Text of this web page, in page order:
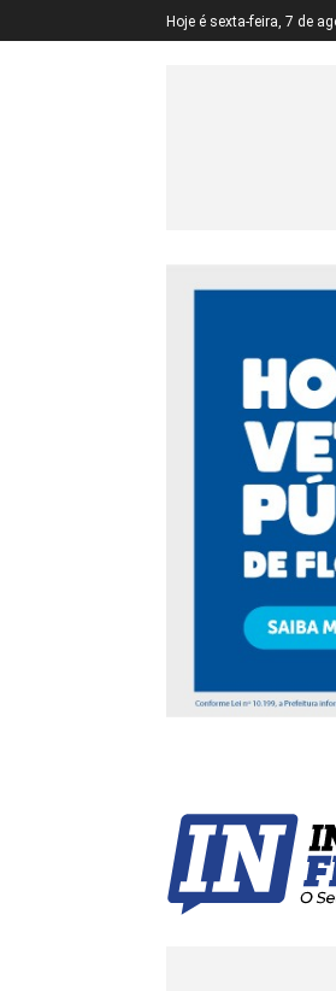
Hoje é sexta-feira, 7 de